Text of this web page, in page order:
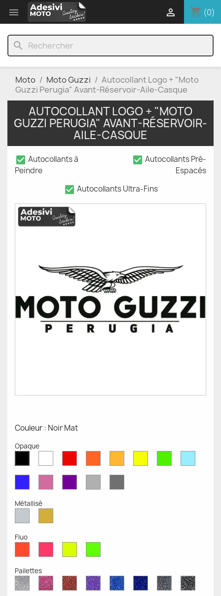
 shopping_cart (0)

search
Moto Moto Guzzi
Autocollant Logo + "Moto
Guzzi Perugia" Avant-Réservoir-Aile-Casque
AUTOCOLLANT LOGO + "MOTO
GUZZI PERUGIA" AVANT-RÉSERVOIR-
AILE-CASQUE
check_box Autocollants à
Peindre
check_box Autocollants Pré-
Espacés
check_box Autocollants Ultra-Fins
Couleur : Noir Mat
Opaque
Mat
Mat
Mat
Mat
Mate
OpaqueMat
Opaque
Mat
Mat
Mat
Clair
Foncé
Métallisé
MétalliséMétallique
Fluo
Fluo
Fluo
Fluo
Fluo
Pailettes
Diamant
Scintillant
Paillettes
Roses
Paillettes
Rouges
Paillettes
Violettes
Saphir
Bleu
Paillettes
Bleu
Gris
PailletéNoires